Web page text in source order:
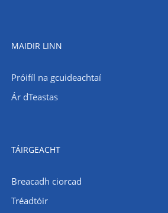
MAIDIR LINN
Próifíl na gcuideachtaí
Ár dTeastas
TÁIRGEACHT
Breacadh ciorcad
Tréadtóir